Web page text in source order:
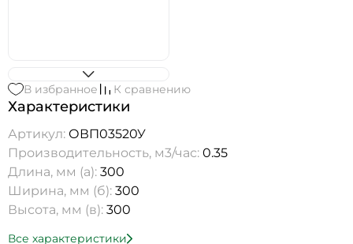
В избранное К сравнению
Характеристики
Артикул: ОВП03520У
Производительность, м3/час: 0.35
Длина, мм (а): 300
Ширина, мм (б): 300
Высота, мм (в): 300
Все характеристики